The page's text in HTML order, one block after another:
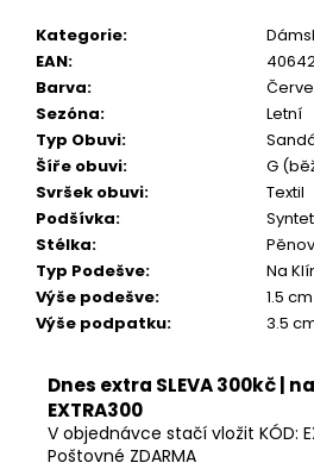
Kategorie:
EAN:
Barva:
Sezóna:
Letní
Typ Obuvi:
Šíře obuvi:
G
Svršek obuvi:
Textil
Podšívka:
Stélka:
Typ Podešve:
Na
Výše podešve:
1.5 cm
Výše podpatku: 3.5
Dnes extra SLEVA 300kč | na
EXTRA300
V objednávce stačí vložit KÓD:
Poštovné ZDARMA